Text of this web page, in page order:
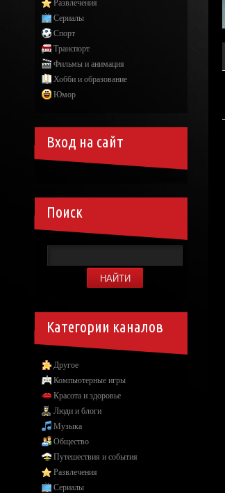
Развлечения
Сериалы
Спорт
Транспорт
Фильмы и анимация
Хобби и образование
Юмор
Вход на сайт
Поиск
Категории каналов
Другое
Компьютерные игры
Красота и здоровье
Люди и блоги
Музыка
Общество
Путешествия и события
Развлечения
Сериалы